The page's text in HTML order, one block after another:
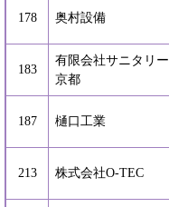
178 奥村設備
183
有限会社サニタリー
京都
187 樋口工業
213 株式会社O-TEC